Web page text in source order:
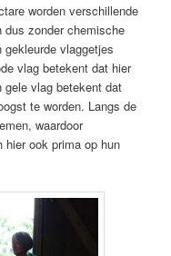
worden verschillende
dus zonder chemische
vlaggetjes
vlag betekent dat hier
gele vlag betekent dat
te worden. Langs de
waardoor
ook prima op hun